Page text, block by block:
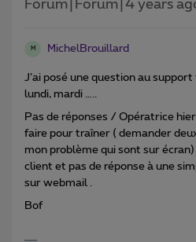
Forum|Forum|4 years
M MichelBrouillard
J’ai posé une question au
lundi, mardi …..
Pas de réponses / Opératrice
faire pour traîner ( demander
mon problème qui sont sur
client et pas de réponse à une
sur webmail .
Bof